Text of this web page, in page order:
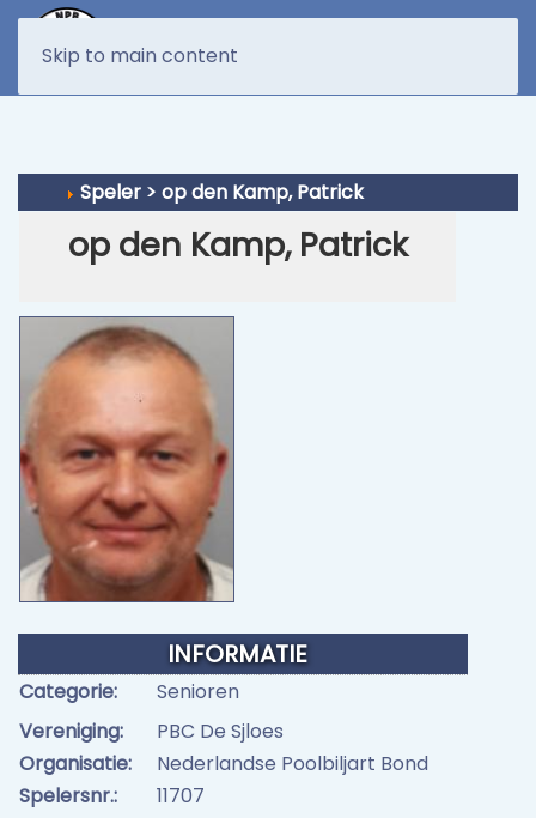
Skip to main content
Speler > op den Kamp, Patrick
op den Kamp, Patrick
INFORMATIE
Categorie:
Senioren
Vereniging:
PBC De Sjloes
Organisatie:
Nederlandse Poolbiljart Bond
Spelersnr.:
11707